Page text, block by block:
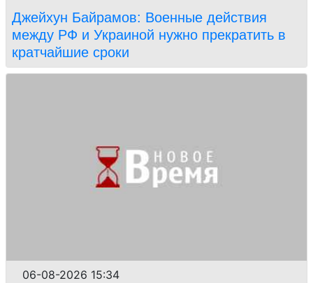
Джейхун Байрамов: Военные действия
между РФ и Украиной нужно прекратить в
кратчайшие сроки
06-08-2026 15:34